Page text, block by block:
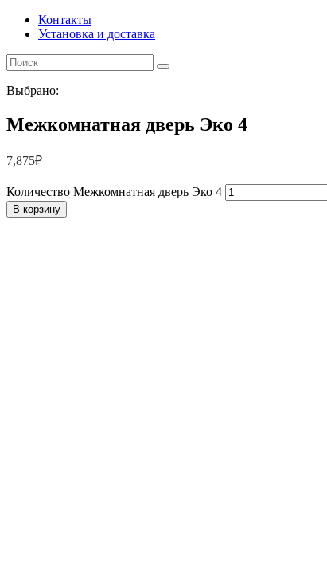
Контакты
Установка и доставка
Выбрано:
Межкомнатная дверь Эко 4
7,875₽
Количество Межкомнатная дверь Эко 4
В корзину